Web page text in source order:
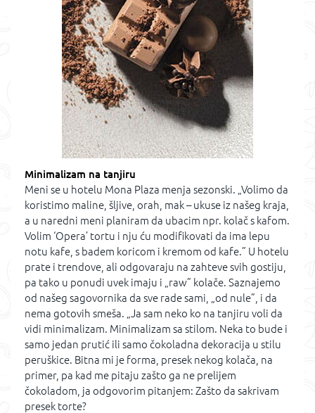
Minimalizam na tanjiru
Meni se u hotelu Mona Plaza menja sezonski. „Volimo da
koristimo maline, šljive, orah, mak – ukuse iz našeg kraja,
a u naredni meni planiram da ubacim npr. kolač s kafom.
Volim ‘Opera’ tortu i nju ću modifikovati da ima lepu
notu kafe, s badem koricom i kremom od kafe.” U hotelu
prate i trendove, ali odgovaraju na zahteve svih gostiju,
pa tako u ponudi uvek imaju i „raw” kolače. Saznajemo
od našeg sagovornika da sve rade sami, „od nule”, i da
nema gotovih smeša. „Ja sam neko ko na tanjiru voli da
vidi minimalizam. Minimalizam sa stilom. Neka to bude i
samo jedan prutić ili samo čokoladna dekoracija u stilu
peruškice. Bitna mi je forma, presek nekog kolača, na
primer, pa kad me pitaju zašto ga ne prelijem
čokoladom, ja odgovorim pitanjem: Zašto da sakrivam
presek torte?